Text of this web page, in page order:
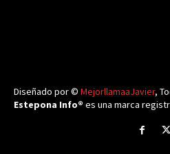
Diseñado por © MejorllamaaJavier,
Estepona Info® es una marca